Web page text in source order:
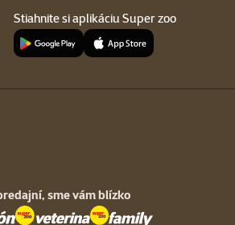
Stiahnite si aplikáciu Super zoo
sme vám blízko